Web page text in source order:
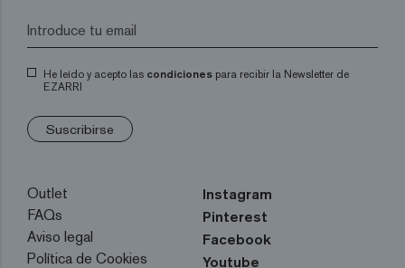
He leído y acepto las condiciones para recibir la Newsletter de
EZARRI
Suscribirse
Outlet
FAQs
Aviso legal
Política de Cookies
Instagram
Pinterest
Facebook
Youtube